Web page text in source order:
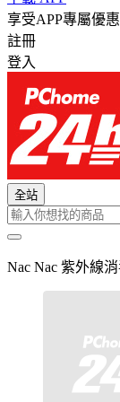
享受APP專屬優惠
註冊
登入
全站
Nac Nac 紫外線